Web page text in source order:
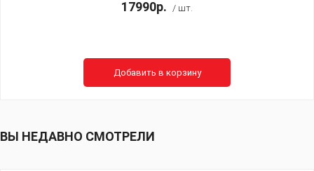
17990р. / шт.
Добавить в корзину
ВЫ НЕДАВНО СМОТРЕЛИ